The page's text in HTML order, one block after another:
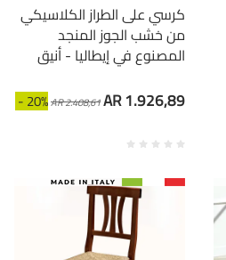
كرسي على الطراز الكلاسيكي
من خشب الجوز المنجد
المصنوع في إيطاليا - أنيق
- 20%AR 2.408,61AR 1.926,89